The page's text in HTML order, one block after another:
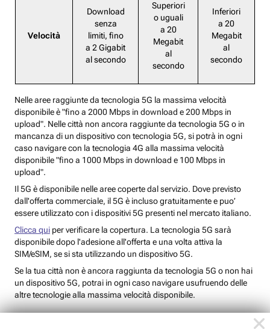
Velocità
Download
senza
limiti, fino
a 2 Gigabit
al secondo
Superiori
o uguali
a 20
Megabit
al
secondo
Inferiori
a 20
Megabit
al
secondo
Nelle aree raggiunte da tecnologia 5G la massima velocità
disponibile è "fino a 2000 Mbps in download e 200 Mbps in
upload". Nelle città non ancora raggiunte da tecnologia 5G o in
mancanza di un dispositivo con tecnologia 5G, si potrà in ogni
caso navigare con la tecnologia 4G alla massima velocità
disponibile "fino a 1000 Mbps in download e 100 Mbps in
upload".
Il 5G è disponibile nelle aree coperte dal servizio. Dove previsto
dall'offerta commerciale, il 5G è incluso gratuitamente e puo’
essere utilizzato con i dispositivi 5G presenti nel mercato italiano.
Clicca qui per verificare la copertura. La tecnologia 5G sarà
disponibile dopo l'adesione all'offerta e una volta attiva la
SIM/eSIM, se si sta utilizzando un dispositivo 5G.
Se la tua città non è ancora raggiunta da tecnologia 5G o non hai
un dispositivo 5G, potrai in ogni caso navigare usufruendo delle
altre tecnologie alla massima velocità disponibile.​​​​